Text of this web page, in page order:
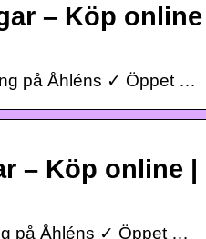
– Köp online
på Åhléns ✓ Öppet …
– Köp online |
på Åhléns ✓ Öppet …